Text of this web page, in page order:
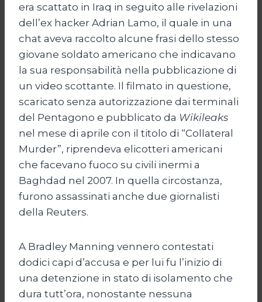
era scattato in Iraq in seguito alle rivelazioni
dell’ex hacker Adrian Lamo, il quale in una
chat aveva raccolto alcune frasi dello stesso
giovane soldato americano che indicavano
la sua responsabilità nella pubblicazione di
un video scottante. Il filmato in questione,
scaricato senza autorizzazione dai terminali
del Pentagono e pubblicato da Wikileaks
nel mese di aprile con il titolo di “Collateral
Murder”, riprendeva elicotteri americani
che facevano fuoco su civili inermi a
Baghdad nel 2007. In quella circostanza,
furono assassinati anche due giornalisti
della Reuters.
A Bradley Manning vennero contestati
dodici capi d’accusa e per lui fu l’inizio di
una detenzione in stato di isolamento che
dura tutt’ora, nonostante nessuna